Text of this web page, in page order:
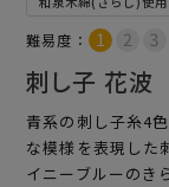
難易度：
刺し子 花波
青系の刺し子糸4
な模様を表現し
イニーブルーのき